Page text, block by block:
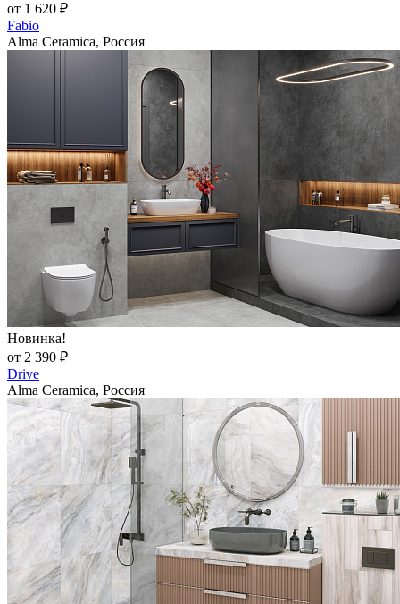
от 1 620 ₽
Fabio
Alma Ceramica, Россия
Новинка!
от 2 390 ₽
Drive
Alma Ceramica, Россия